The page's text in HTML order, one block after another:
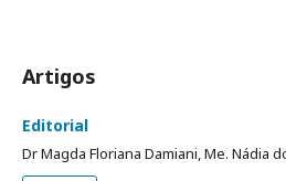
Artigos
Editorial
Dr Magda Floriana Damiani, Me. Nádia